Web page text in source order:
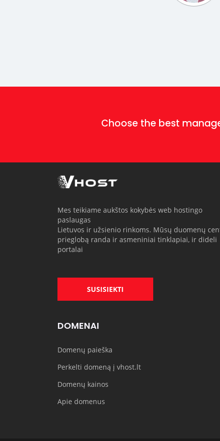
Choose the best
Mes teikiame aukštos kokybės web hostingo
paslaugas
Lietuvos ir užsienio rinkoms. Mūsų duomenų
prieglobą randa ir asmeniniai tinklapiai, ir dideli
portalai
SUSISIEKTI
DOMENAI
Domenų paieška
Perkelti domeną į vhost.lt
Domenų kainos
Apie domenus